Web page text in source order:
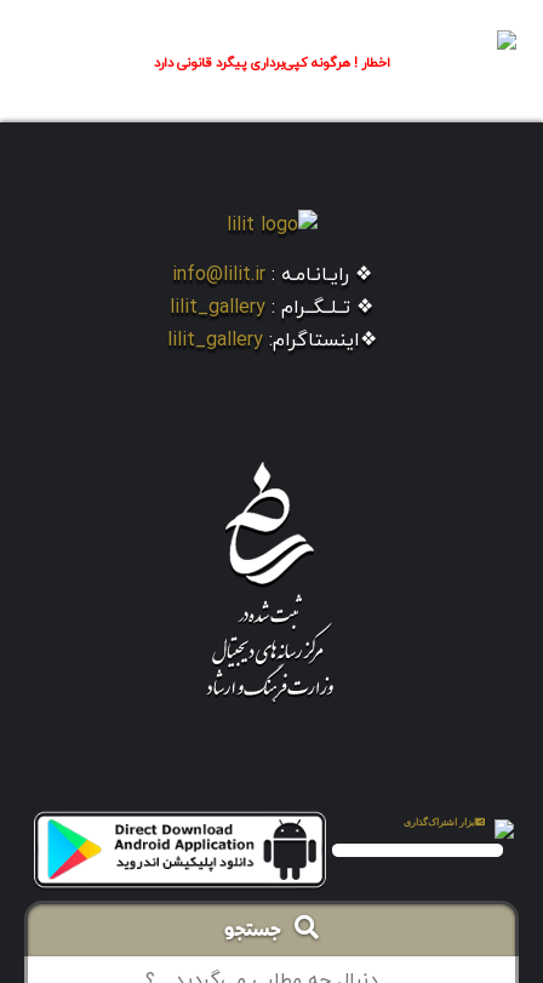
اخطار ! هرگونه کپی‌برداری پیگرد قانونی دارد
❖ رایـانـامـه : info@lilit.ir
❖ تــلــگــرام : lilit_gallery
❖اینستاگرام: lilit_gallery
جستجو